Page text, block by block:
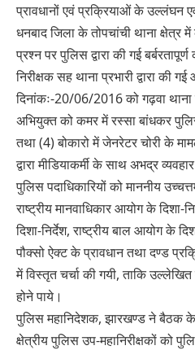
प्रावधानों एवं प्रक्रियाओं के उल्लंघन
धनबाद जिला के तोपचांची थाना
प्रश्न पर पुलिस द्वारा की गई
निरीक्षक सह थाना प्रभारी द्वारा की
दिनांकः-20/06/2016 को गढ़वा
अभियुक्त को कमर में रस्सा बांधकर
तथा (4) बोकारो में जेनरेटर चोरी के
द्वारा मीडियाकर्मी के साथ अभद्र
पुलिस पदाधिकारियों को माननीय
राष्ट्रीय मानवाधिकार आयोग के दिशा-
दिशा-निर्देश, राष्ट्रीय बाल आयोग के
पौक्सो ऐक्ट के प्रावधान तथा दण्ड
में विस्तृत चर्चा की गयी, ताकि उल्लेखित
होने पाये।
पुलिस महानिदेशक, झारखण्ड ने बैठक
क्षेत्रीय पुलिस उप-महानिरीक्षकों को